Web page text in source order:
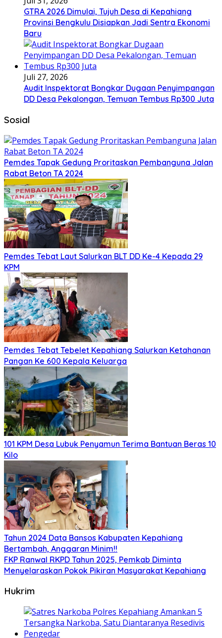
GTRA 2026 Dimulai, Tujuh Desa di Kepahiang
Provinsi Bengkulu Disiapkan Jadi Sentra Ekonomi
Baru
Juli 27, 2026
Audit Inspektorat Bongkar Dugaan Penyimpangan
DD Desa Pekalongan, Temuan Tembus Rp300 Juta
Sosial
Pemdes Tapak Gedung Proritaskan Pembanguna Jalan
Rabat Beton TA 2024
Pemdes Tebat Laut Salurkan BLT DD Ke-4 Kepada 29
KPM
Pemdes Tebat Tebelet Kepahiang Salurkan Ketahanan
Pangan Ke 600 Kepala Keluarga
101 KPM Desa Lubuk Penyamun Terima Bantuan Beras 10
Kilo
Tahun 2024 Data Bansos Kabupaten Kepahiang
Bertambah, Anggaran Minim!!
FKP Ranwal RKPD Tahun 2025, Pemkab Diminta
Menyelaraskan Pokok Pikiran Masyarakat Kepahiang
Hukrim